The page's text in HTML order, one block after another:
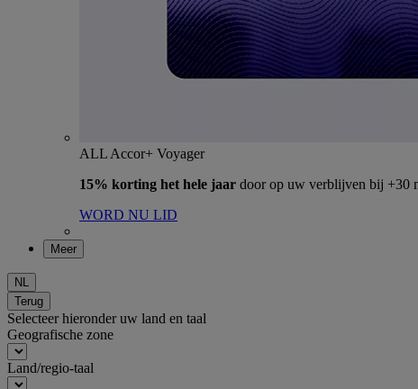
ALL Accor+ Voyager
15% korting het hele jaar door op uw verblijven bij +30
WORD NU LID
Meer
NL
Terug
Selecteer hieronder uw land en taal
Geografische zone
Land/regio-taal